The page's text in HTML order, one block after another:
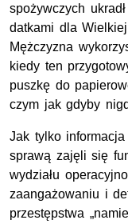
spożywczych
datkami dla
Mężczyzna
kiedy ten
puszkę do
czym jak gdyby
Jak tylko
sprawą zajęli się
wydziału
zaangażowaniu i
przestępstwa